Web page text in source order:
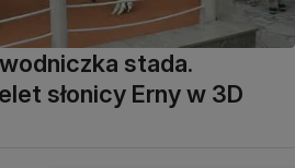
stada.
słonicy Erny w 3D